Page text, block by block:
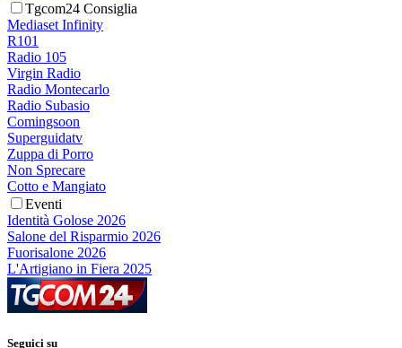
Tgcom24 Consiglia
Mediaset Infinity
R101
Radio 105
Virgin Radio
Radio Montecarlo
Radio Subasio
Comingsoon
Superguidatv
Zuppa di Porro
Non Sprecare
Cotto e Mangiato
Eventi
Identità Golose 2026
Salone del Risparmio 2026
Fuorisalone 2026
L'Artigiano in Fiera 2025
Seguici su